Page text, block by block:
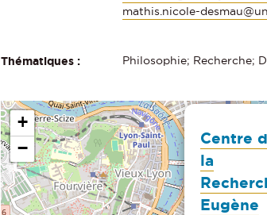
mathis.nicole-
Thématiques : Philosophie; Recherche;
Centre
la
Eugène
+
−